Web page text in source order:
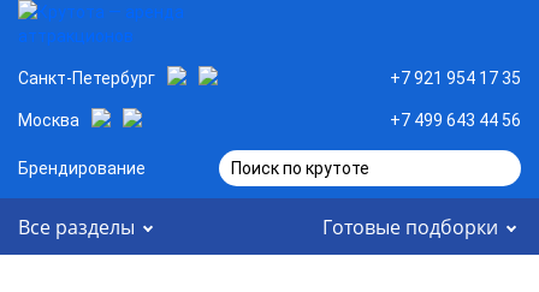
Санкт-Петербург +7 921 954 17 35
Москва +7 499 643 44 56
Брендирование Поиск по крутоте
Все разделы Готовые подборки